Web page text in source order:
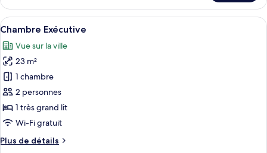
le
type
de
Chambre
Triple
Deluxe
Afficher
toutes
les
photos
pour
ce
type
de
chambre :
Chambre
Une chambre d’hôtel moderne
5
Chambre Exécutive
Vue sur la ville
23 m²
1 chambre
2 personnes
1 très grand lit
Wi-Fi gratuit
Plus de détails
Plus